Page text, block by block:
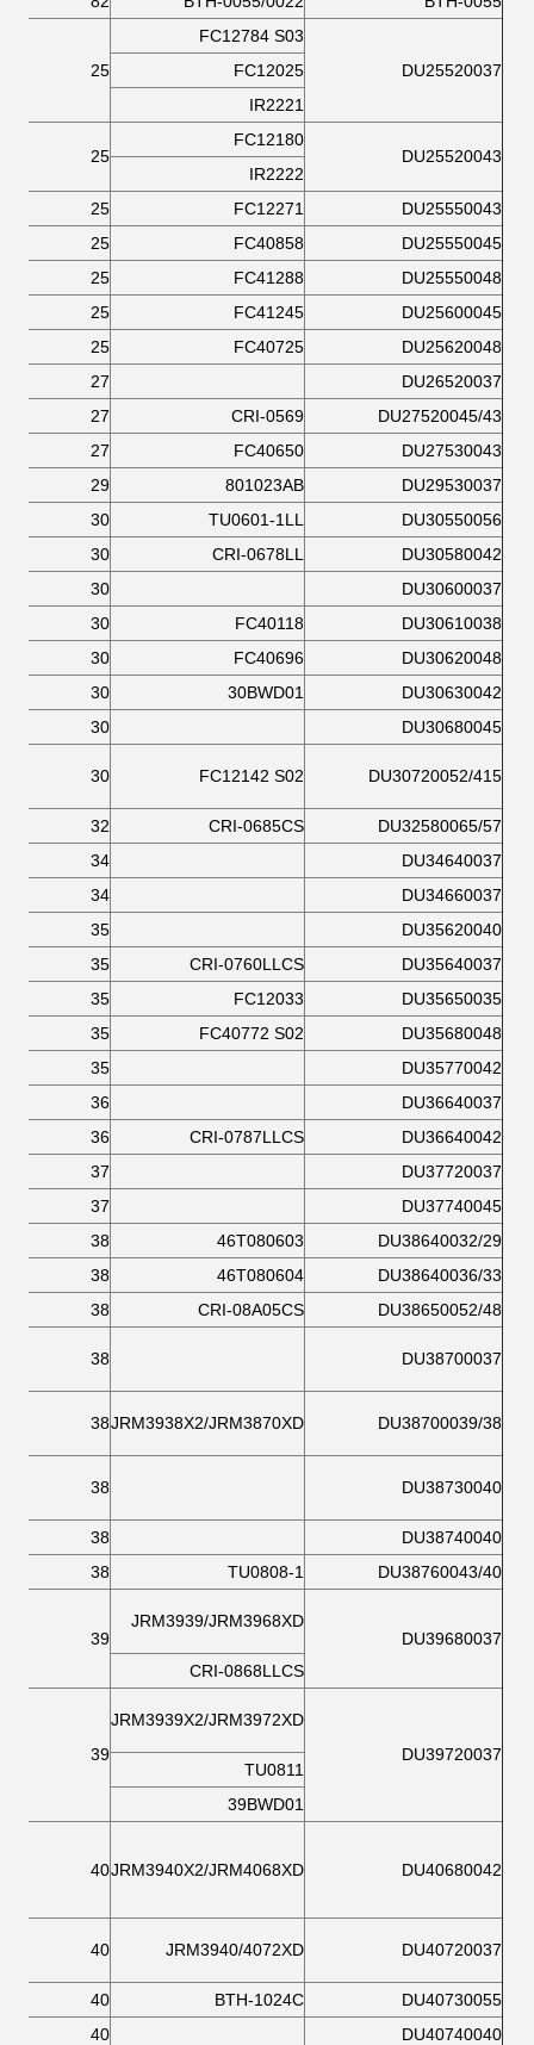
DU25520037
FC12784 S03
25
FC12025
IR2221
DU25520043
FC12180
25
IR2222
DU25550043
FC12271
25
DU25550045
FC40858
25
DU25550048
FC41288
25
DU25600045
FC41245
25
DU25620048
FC40725
25
DU26520037
27
DU27520045/43
CRI-0569
27
DU27530043
FC40650
27
DU29530037
801023AB
29
DU30550056
TU0601-1LL
30
DU30580042
CRI-0678LL
30
DU30600037
30
DU30610038
FC40118
30
DU30620048
FC40696
30
DU30630042
30BWD01
30
DU30680045
30
DU30720052/415
FC12142 S02
30
DU32580065/57
CRI-0685CS
32
DU34640037
34
DU34660037
34
DU35620040
35
DU35640037
CRI-0760LLCS
35
DU35650035
FC12033
35
DU35680048
FC40772 S02
35
DU35770042
35
DU36640037
36
DU36640042
CRI-0787LLCS
36
DU37720037
37
DU37740045
37
DU38640032/29
46T080603
38
DU38640036/33
46T080604
38
DU38650052/48
CRI-08A05CS
38
DU38700037
38
DU38700039/38
JRM3938X2/JRM3870XD
38
DU38730040
38
DU38740040
38
DU38760043/40
TU0808-1
38
DU39680037
JRM3939/JRM3968XD
39
CRI-0868LLCS
DU39720037
JRM3939X2/JRM3972XD
39
TU0811
39BWD01
DU40680042
JRM3940X2/JRM4068XD
40
DU40720037
JRM3940/4072XD
40
DU40730055
BTH-1024C
40
DU40740040
40